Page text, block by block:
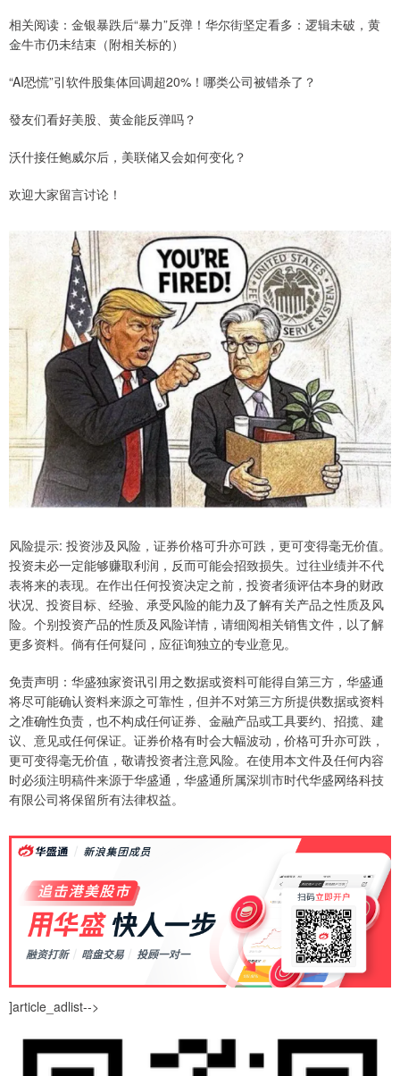
相关阅读：金银暴跌后“暴力”反弹！华尔街坚定看多：逻辑未破，黄
金牛市仍未结束（附相关标的）
“AI恐慌”引软件股集体回调超20%！哪类公司被错杀了？
發友们看好美股、黄金能反弹吗？
沃什接任鲍威尔后，美联储又会如何变化？
欢迎大家留言讨论！
风险提示: 投资涉及风险，证券价格可升亦可跌，更可变得毫无价值。
投资未必一定能够赚取利润，反而可能会招致损失。过往业绩并不代
表将来的表现。在作出任何投资决定之前，投资者须评估本身的财政
状况、投资目标、经验、承受风险的能力及了解有关产品之性质及风
险。个别投资产品的性质及风险详情，请细阅相关销售文件，以了解
更多资料。倘有任何疑问，应征询独立的专业意见。
免责声明：华盛独家资讯引用之数据或资料可能得自第三方，华盛通
将尽可能确认资料来源之可靠性，但并不对第三方所提供数据或资料
之准确性负责，也不构成任何证券、金融产品或工具要约、招揽、建
议、意见或任何保证。证券价格有时会大幅波动，价格可升亦可跌，
更可变得毫无价值，敬请投资者注意风险。在使用本文件及任何内容
时必须注明稿件来源于华盛通，华盛通所属深圳市时代华盛网络科技
有限公司将保留所有法律权益。
]article_adlist-->